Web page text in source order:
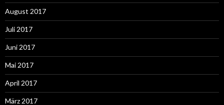
August 2017
Juli 2017
Juni 2017
Mai 2017
April 2017
März 2017